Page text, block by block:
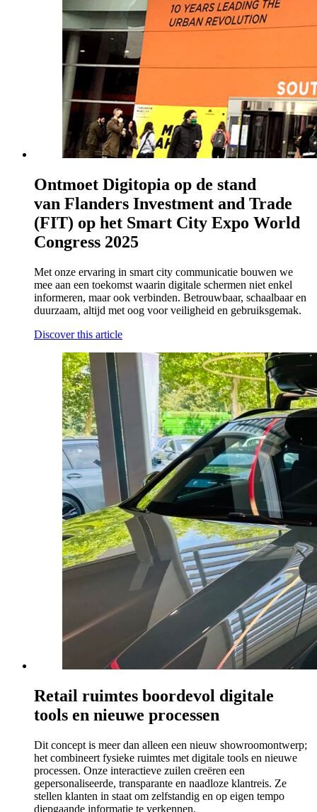
Ontmoet Digitopia op de stand
van Flanders Investment and Trade
(FIT) op het Smart City Expo World
Congress 2025
Met onze ervaring in smart city communicatie bouwen we
mee aan een toekomst waarin digitale schermen niet enkel
informeren, maar ook verbinden. Betrouwbaar, schaalbaar en
duurzaam, altijd met oog voor veiligheid en gebruiksgemak.
Discover this article
Retail ruimtes boordevol digitale
tools en nieuwe processen
Dit concept is meer dan alleen een nieuw showroomontwerp;
het combineert fysieke ruimtes met digitale tools en nieuwe
processen. Onze interactieve zuilen creëren een
gepersonaliseerde, transparante en naadloze klantreis. Ze
stellen klanten in staat om zelfstandig en op eigen tempo
diepgaande informatie te verkennen.